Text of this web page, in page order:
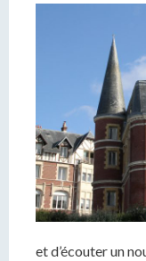
et d’écouter un